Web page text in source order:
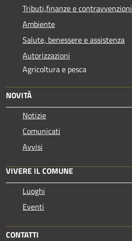
Tributi,finanze e contravvenzioni
Ambiente
Salute, benessere e assistenza
Autorizzazioni
Agricoltura e pesca
NOVITÀ
Notizie
Comunicati
Avvisi
VIVERE IL COMUNE
Luoghi
Eventi
CONTATTI